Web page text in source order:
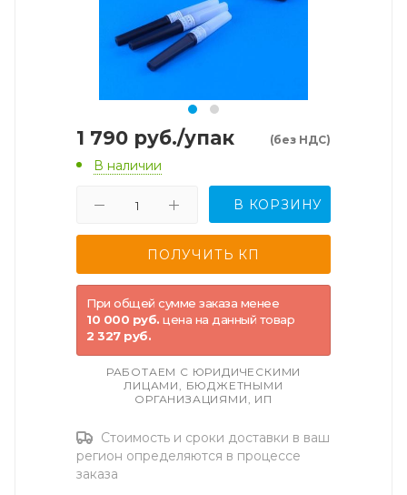
1 790 руб./упак (без НДС)
В наличии
В КОРЗИНУ
При общей сумме заказа менее
10 000 руб. цена на данный товар
2 327 руб.
РАБОТАЕМ С ЮРИДИЧЕСКИМИ
ЛИЦАМИ, БЮДЖЕТНЫМИ
ОРГАНИЗАЦИЯМИ, ИП
Стоимость и сроки доставки в ваш
регион определяются в процессе
заказа